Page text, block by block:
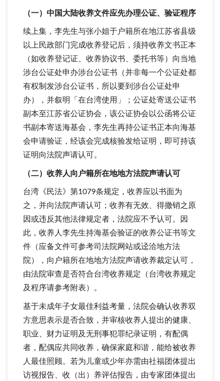
（一）中国大陆收养文件应先办理公证、验证程序
续上集，李先生与张小姐于户籍所在地江苏省县级
以上民政部门完成收养登记后，须持收养文书正本
（如收养登记证、收养协议书、委托书等）向当地
涉台公证处申办涉台公证书（并非每一个公证处都
有权制发涉台公证书，所以要到涉台公证处申
办），并叙明「在台湾使用」；公证处寄送公证书
副本至江苏省公证协会，该公证协会以公函将公证
书副本寄送海基会，李先生再持公证书正本向海基
会申请验证，经该会完成核验发给证明，即可持该
证明向法院声请认可。
（二）收养人向户籍所在地地方法院声请认可
台湾《民法》第1079条规定，收养应以书面为
之，并向法院声请认可；收养有无效、得撤销之原
因或违反其他法律规定者，法院应不予认可。因
此，收养人李先生持海基会验证的收养公证书等文
件（应备文件可参考司法院网站或迳洽地方法
院），向户籍所在地地方法院声请收养裁定认可，
由法院审查是否符合台湾收养规定（台湾收养规定
及程序请参考附表）。
基于未成年子女最佳利益考量，法院会确认收养双
方意思表示是否合致，并审核收养人提出的健康、
职业、财力证明及无刑事犯罪纪录证明，有配偶
者，配偶应共同收养，确保家庭和谐，能给被收养
人最佳照顾。若为儿童或少年亦需由社福团体提出
访视报告、收（出）养评估报告，由专家团体提出